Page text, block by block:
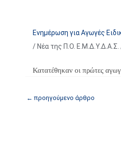
Ενημέρωση για Αγωγές
/ Νέα της Π.Ο. Ε.Μ.Δ.Υ.Δ.Α.Σ.
Κατατέθηκαν οι πρώτες
← προηγούμενο άρθρο